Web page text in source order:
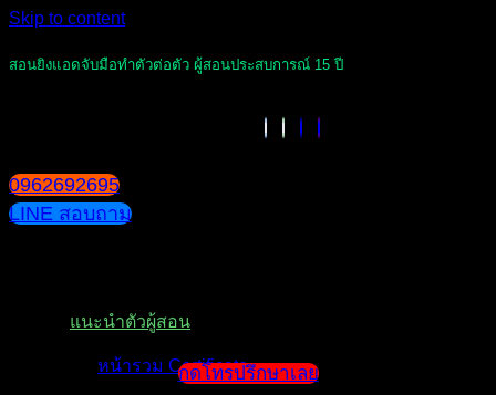
Skip to content
สอนยิงแอดจับมือทำตัวต่อตัว ผู้สอนประสบการณ์ 15 ปี
0962692695
LINE สอบถาม
แนะนำตัวผู้สอน
หน้ารวม Certificateกดโทรปรึกษาเลย